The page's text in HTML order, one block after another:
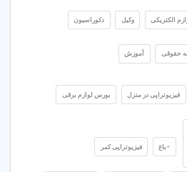
الکتریکی وکیل دکوراسیون
حقوقی آموزش
فیزیوتراپی در منزل بورس لوازم برقی
+باغ فیزیوتراپی کمر